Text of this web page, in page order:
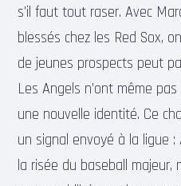
s’il faut tout raser. Avec
blessés chez les Red Sox,
de jeunes prospects peut
Les Angels n’ont même
une nouvelle identité. Ce
un signal envoyé à la ligue
la risée du baseball majeur,